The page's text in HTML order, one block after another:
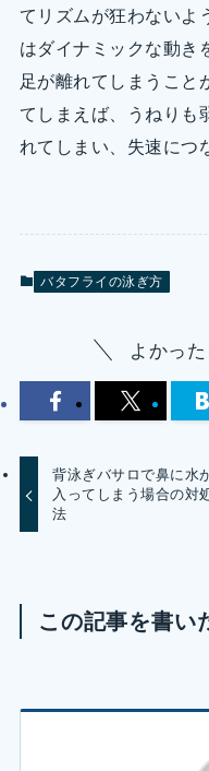
てリズムが狂わないよ
はダイナミックな動き
足が離れてしまうこと
てしまえば、うねりも
れてしまい、失速につ
バタフライの泳ぎ方
よかった
背泳ぎバサロで鼻に水
入ってしまう場合の対
法
この記事を書い